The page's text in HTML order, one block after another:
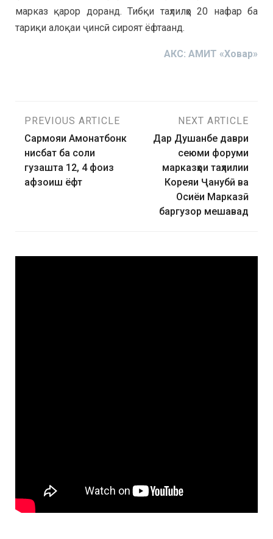
марказ қарор доранд. Тибқи таҳлилҳо 20 нафар ба
тариқи алоқаи ҷинсӣ сироят ёфтаанд.
АКС: АМИТ «Ховар»
PREVIOUS ARTICLE
Сармояи Амонатбонк
нисбат ба соли
гузашта 12, 4 фоиз
афзоиш ёфт
NEXT ARTICLE
Дар Душанбе даври
сеюми форуми
марказҳои таҳлилии
Кореяи Ҷанубӣ ва
Осиёи Марказӣ
баргузор мешавад